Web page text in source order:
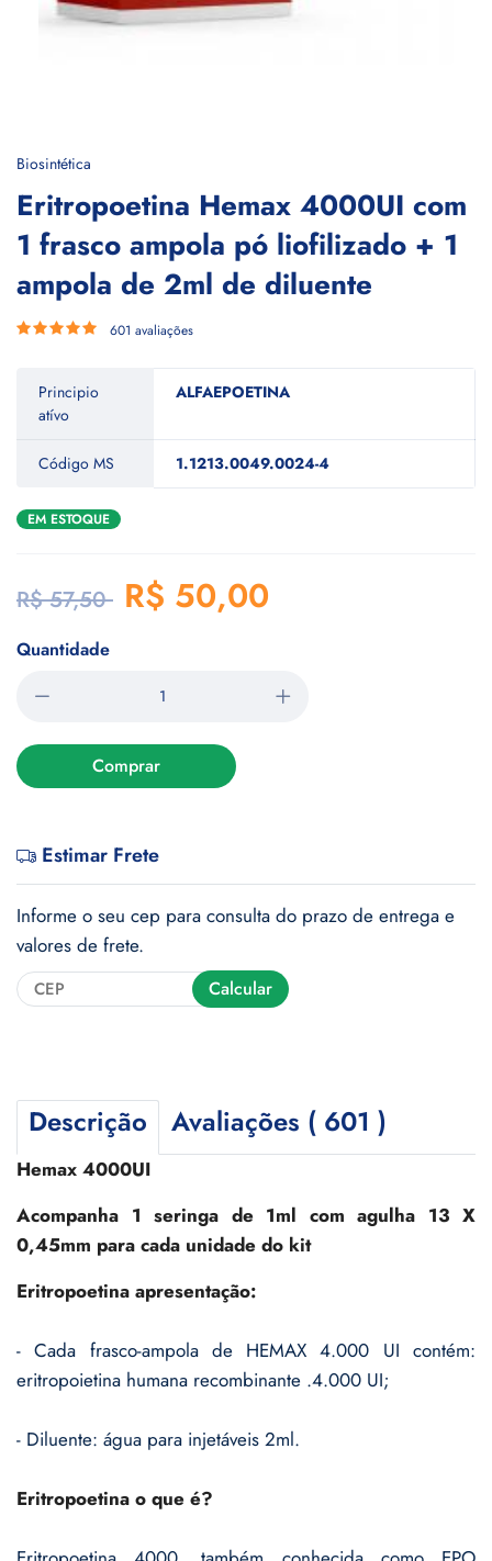
Biosintética
Eritropoetina Hemax 4000UI com
1 frasco ampola pó liofilizado + 1
ampola de 2ml de diluente
601 avaliações
Principio
atívo
ALFAEPOETINA
Código MS 1.1213.0049.0024-4
EM ESTOQUE
R$ 57,50 R$ 50,00
Quantidade
Comprar
Estimar Frete
Informe o seu cep para consulta do prazo de entrega e
valores de frete.
Calcular
Descrição Avaliações ( 601 )
Hemax 4000UI
Acompanha 1 seringa de 1ml com agulha 13 X
0,45mm para cada unidade do kit
Eritropoetina apresentação:
- Cada frasco-ampola de HEMAX 4.000 UI contém:
eritropoietina humana recombinante .4.000 UI;
- Diluente: água para injetáveis 2ml.
Eritropoetina o que é?